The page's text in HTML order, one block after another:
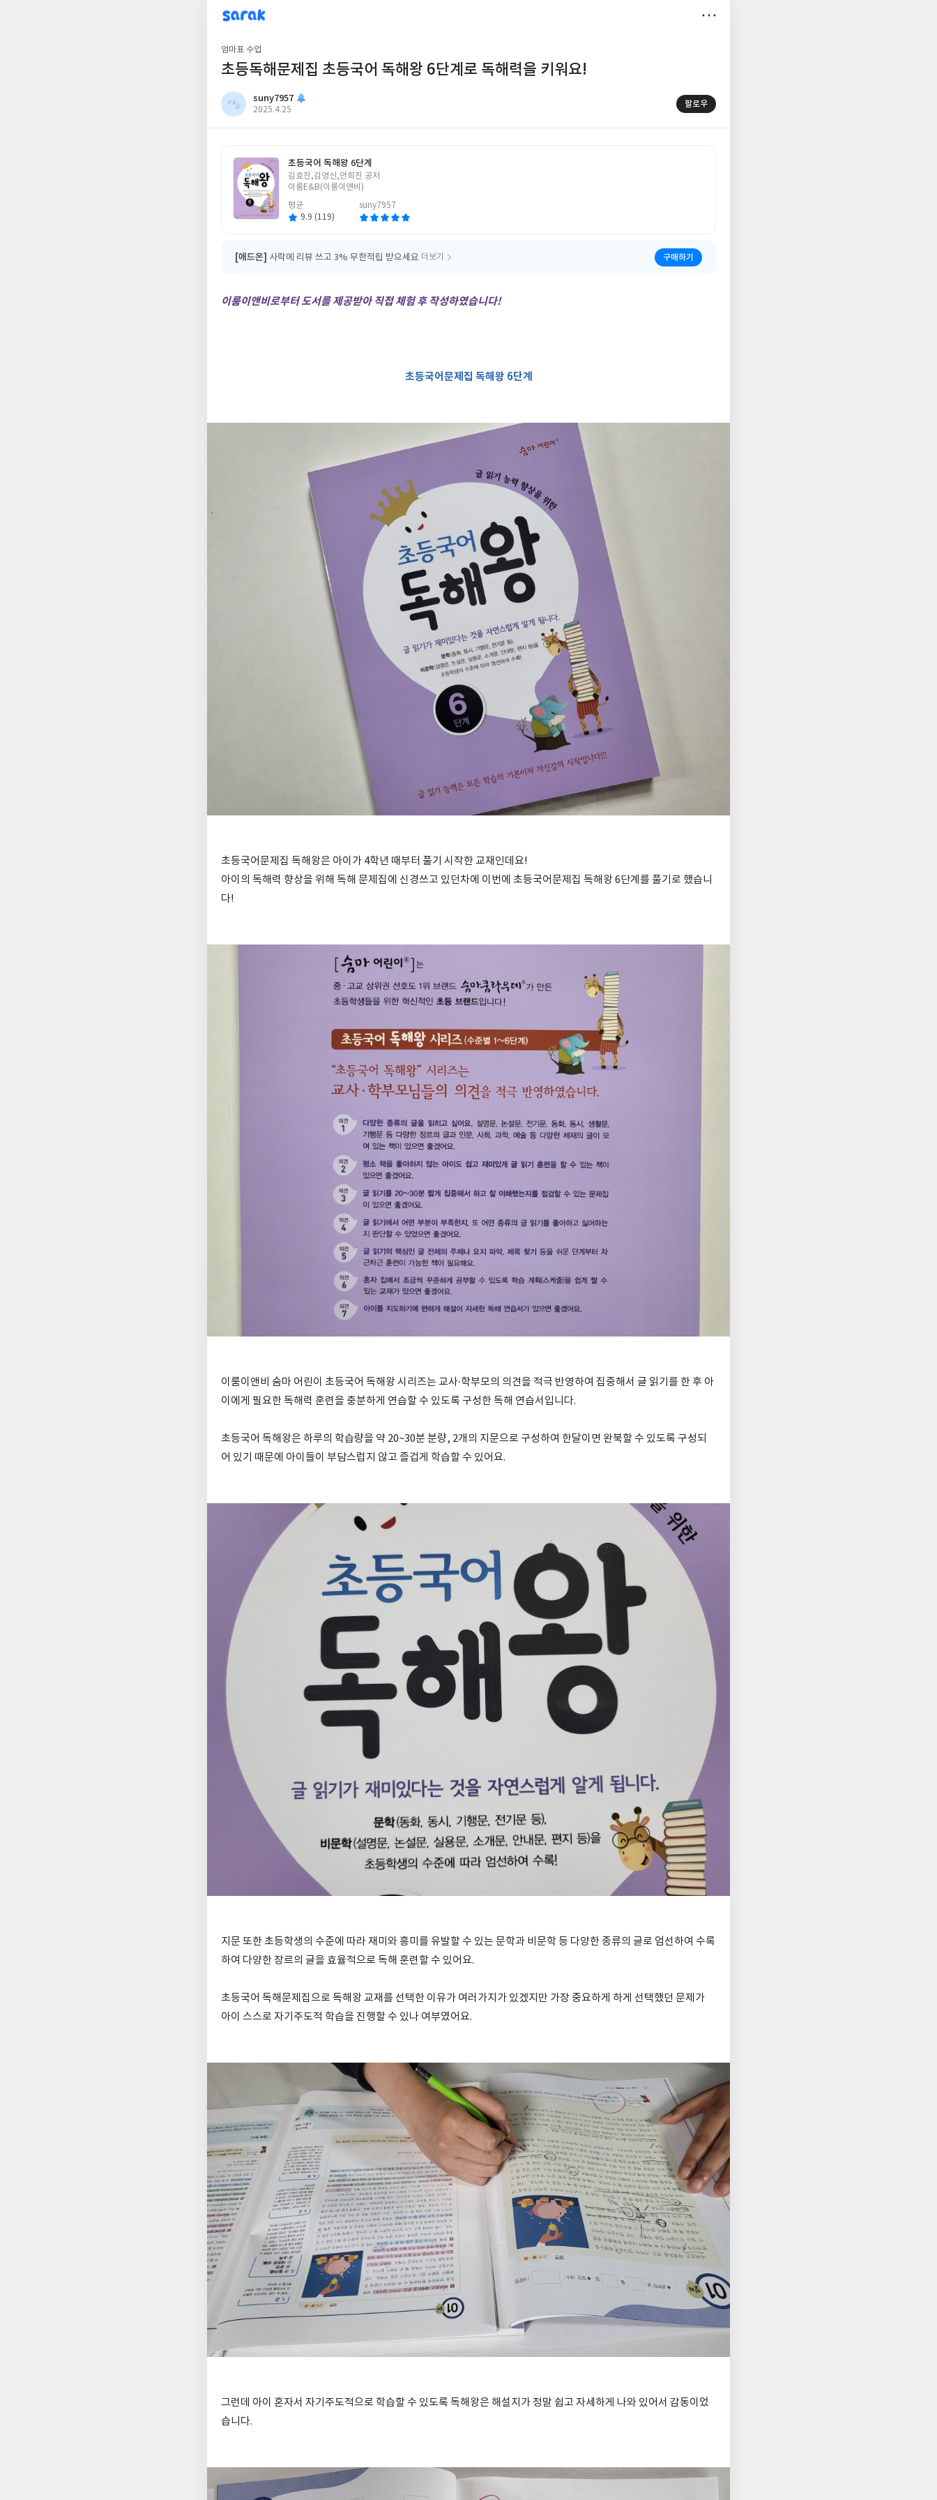
sarak
suny7957
엄마표 수업
초등독해문제집 초등국어 독해왕 6단계로 독해력을 키워요!
suny7957
작
2025.4.25
팔로우
초등국어 독해왕 6단계
글
쓴
김효진,김영신,안희진 공저
이룸E&B(이룸이앤비)
평균
9.9 (119)
suny7957
[애드온] 사락에 리뷰 쓰고 3% 무한적립 받으세요 더보기 구매하기
이룸이앤비로부터 도서를 제공받아 직접 체험 후 작성하였습니다!
초등국어문제집 독해왕 6단계
초등국어문제집 독해왕은 아이가 4학년 때부터 풀기 시작한 교재인데요!
아이의 독해력 향상을 위해 독해 문제집에 신경쓰고 있던차에 이번에 초등국어문제집 독해왕 6단계를 풀기로 했습니
다!
이룸이앤비 숨마 어린이 초등국어 독해왕 시리즈는 교사·학부모의 의견을 적극 반영하여 집중해서 글 읽기를 한 후 아
이에게 필요한 독해력 훈련을 충분하게 연습할 수 있도록 구성한 독해 연습서입니다.
초등국어 독해왕은 하루의 학습량을 약 20~30분 분량, 2개의 지문으로 구성하여 한달이면 완북할 수 있도록 구성되
어 있기 때문에 아이들이 부담스럽지 않고 즐겁게 학습할 수 있어요.
지문 또한 초등학생의 수준에 따라 재미와 흥미를 유발할 수 있는 문학과 비문학 등 다양한 종류의 글로 엄선하여 수록
하여 다양한 장르의 글을 효율적으로 독해 훈련할 수 있어요.
초등국어 독해문제집으로 독해왕 교재를 선택한 이유가 여러가지가 있겠지만 가장 중요하게 하게 선택했던 문제가
아이 스스로 자기주도적 학습을 진행할 수 있나 여부였어요.
그런데 아이 혼자서 자기주도적으로 학습할 수 있도록 독해왕은 해설지가 정말 쉽고 자세하게 나와 있어서 감동이었
습니다.